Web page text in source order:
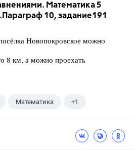
Математика 5
10, задание191
Новопокровское можно
8 км, а можно проехать
Математика +1